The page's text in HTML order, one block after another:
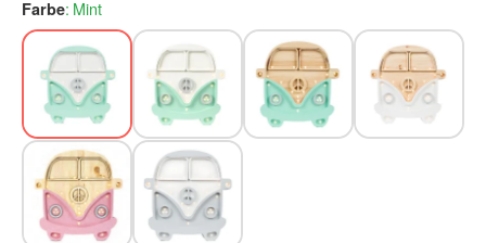
Farbe Mint
Mint Mint/White Mint/Wood White/Wood